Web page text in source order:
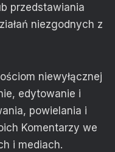
przedstawiania
niezgodnych z
niewyłącznej
edytowanie i
powielania i
Komentarzy we
i mediach.